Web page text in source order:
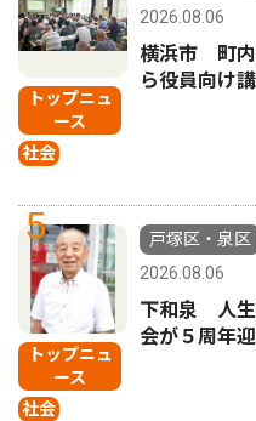
トップニュ
ース
社会
2026.08.06
横浜市 町
ら役員向け
5
トップニュ
ース
社会
戸塚区・泉区
2026.08.06
下和泉 人
会が５周年